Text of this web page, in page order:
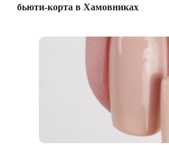
бьюти-корта в Хамовниках